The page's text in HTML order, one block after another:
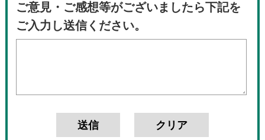
ご意見・ご感想等がございましたら下記を
ご入力し送信ください。